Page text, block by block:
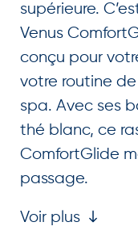
supérieure.
Venus
conçu pour
votre routine
spa. Avec ses
thé blanc, ce
ComfortGlide
passage.
Voir plus